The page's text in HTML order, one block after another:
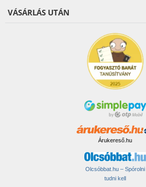
VÁSÁRLÁS UTÁN
Árukereső.hu
Olcsóbbat.hu – Spórolni
tudni kell